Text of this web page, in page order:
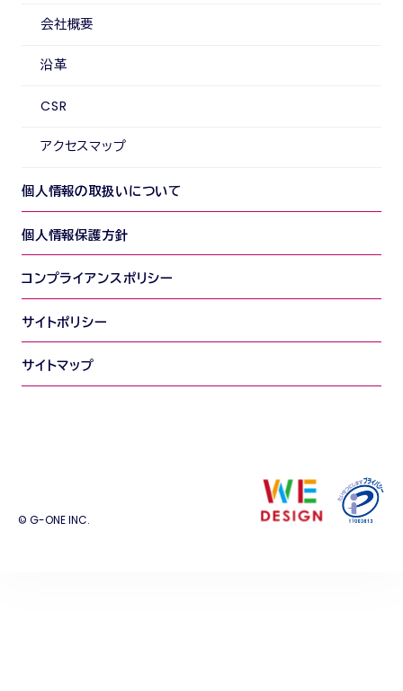
会社概要
沿革
CSR
アクセスマップ
個人情報の取扱いについて
個人情報保護方針
コンプライアンスポリシー
サイトポリシー
サイトマップ
© G-ONE INC.